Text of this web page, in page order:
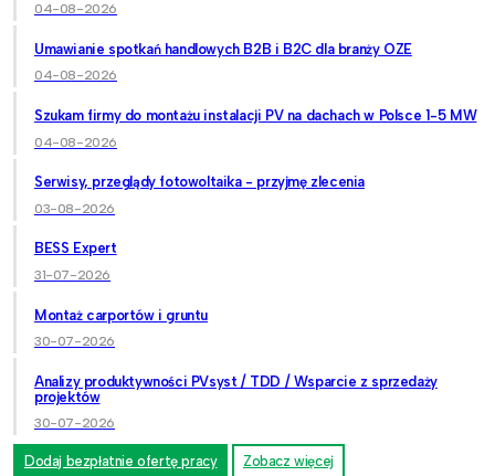
04-08-2026
Umawianie spotkań handlowych B2B i B2C dla branży OZE
04-08-2026
Szukam firmy do montażu instalacji PV na dachach w Polsce 1-5 MW
04-08-2026
Serwisy, przeglądy fotowoltaika - przyjmę zlecenia
03-08-2026
BESS Expert
31-07-2026
Montaż carportów i gruntu
30-07-2026
Analizy produktywności PVsyst / TDD / Wsparcie z sprzedaży
projektów
30-07-2026
Dodaj bezpłatnie ofertę pracy Zobacz więcej